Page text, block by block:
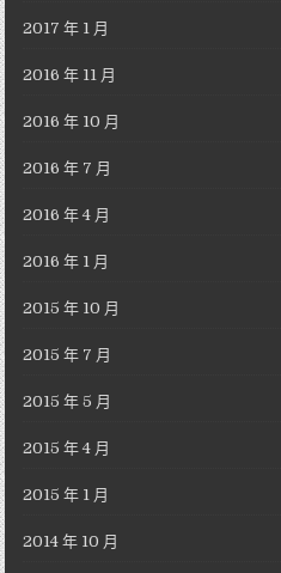
2017 年 1 月
2016 年 11 月
2016 年 10 月
2016 年 7 月
2016 年 4 月
2016 年 1 月
2015 年 10 月
2015 年 7 月
2015 年 5 月
2015 年 4 月
2015 年 1 月
2014 年 10 月